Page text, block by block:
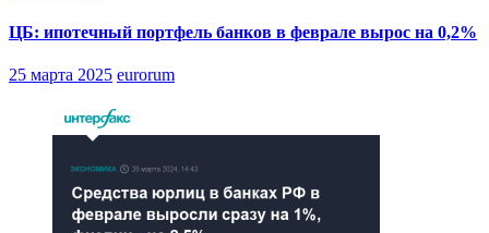
ЦБ: ипотечный портфель банков в феврале вырос на 0,2%
25 марта 2025 eurorum